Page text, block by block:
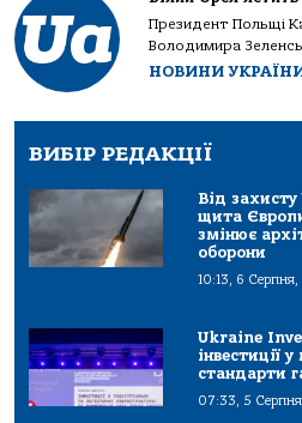
Президент Польщі
Володимира
НОВИНИ
ВИБІР РЕДАКЦІЇ
Від захисту
щита
змінює
оборони
10:13, 6
Ukraine
інвестиції
стандарти
07:33, 5